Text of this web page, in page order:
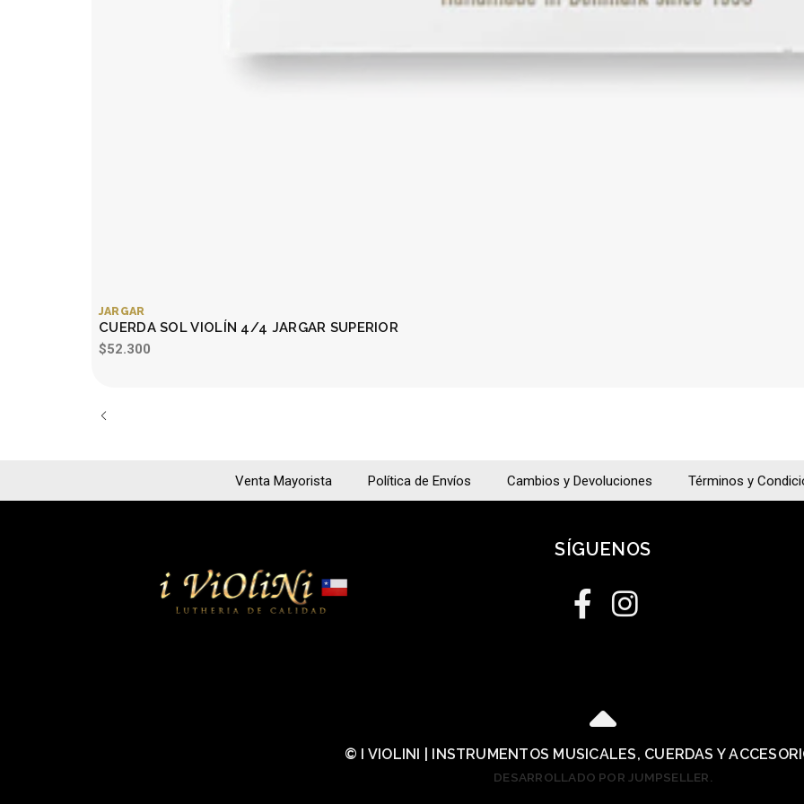
JARGAR
CUERDA SOL VIOLÍN 4/4 JARGAR SUPERIOR
$52.300
Venta Mayorista Política de Envíos Cambios y Devoluciones Términos y
SÍGUENOS
© I VIOLINI | INSTRUMENTOS MUSICALES, CUERDAS Y
DESARROLLADO POR JUMPSELLER.